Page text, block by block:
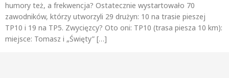
humory też, a frekwencja? Ostatecznie wystartowało 70
zawodników, którzy utworzyli 29 drużyn: 10 na trasie pieszej
TP10 i 19 na TP5. Zwycięzcy? Oto oni: TP10 (trasa piesza 10 km):
miejsce: Tomasz i „Święty” […]